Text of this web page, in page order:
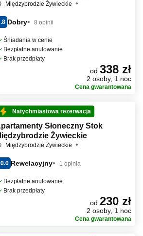
Międzybrodzie Żywieckie
Dobry 8 opinii
Śniadania w cenie
Bezpłatne anulowanie
Brak przedpłaty
od 338 zł
2 osoby, 1 noc
Cena gwarantowana
Natychmiastowa rezerwacja
Słoneczny Stok
Żywieckie
Międzybrodzie Żywieckie
Rewelacyjny 1 opinia
Bezpłatne anulowanie
Brak przedpłaty
od 230 zł
2 osoby, 1 noc
Cena gwarantowana